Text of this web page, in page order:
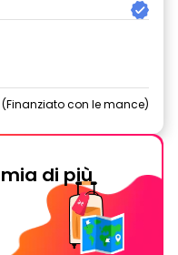
Finanziato con le mance
di più